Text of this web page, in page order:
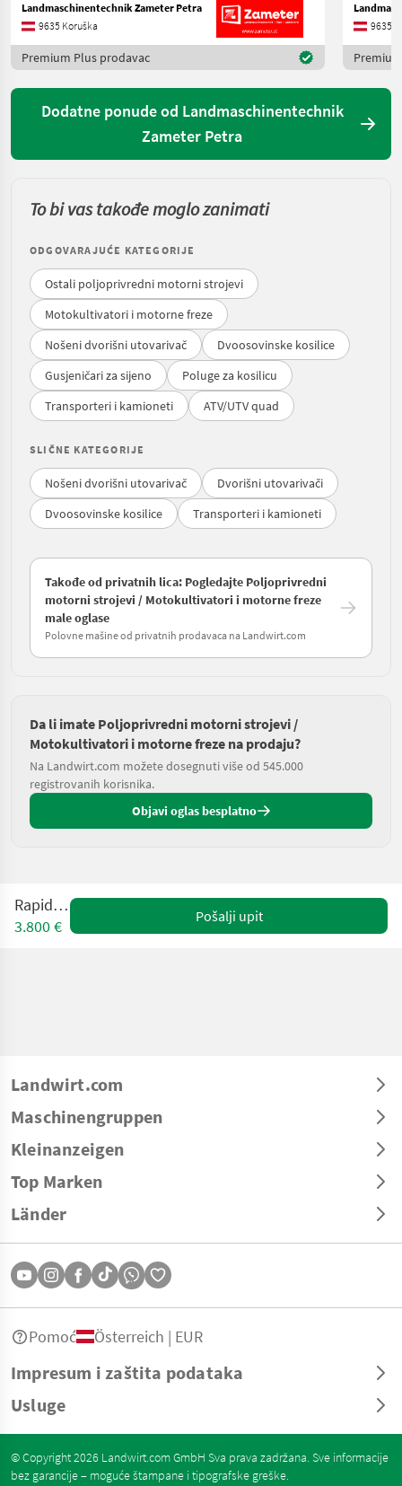
Landmaschinentechnik Zameter Petra
9635 Koruška
Premium Plus prodavac
9635
Dodatne ponude od Landmaschinentechnik
Zameter Petra
To bi vas takođe moglo zanimati
ODGOVARAJUĆE KATEGORIJE
Ostali poljoprivredni motorni strojevi
Motokultivatori i motorne freze
Nošeni dvorišni utovarivač
Dvoosovinske kosilice
Gusjeničari za sijeno
Poluge za kosilicu
Transporteri i kamioneti
ATV/UTV quad
SLIČNE KATEGORIJE
Nošeni dvorišni utovarivač
Dvorišni utovarivači
Dvoosovinske kosilice
Transporteri i kamioneti
Takođe od privatnih lica: Pogledajte Poljoprivredni
motorni strojevi / Motokultivatori i motorne freze
male oglase
Polovne mašine od privatnih prodavaca na Landwirt.com
Da li imate Poljoprivredni motorni strojevi /
Motokultivatori i motorne freze na prodaju?
Na Landwirt.com možete dosegnuti više od 545.000
registrovanih korisnika.
Objavi oglas besplatno
Rapid 507
3.800 €
Pošalji upit
Landwirt.com
Maschinengruppen
Kleinanzeigen
Top Marken
Länder
Impresum i zaštita podataka
Usluge
Pomoć Österreich | EUR
© Copyright 2026 Landwirt.com GmbH Sva prava zadržana. Sve informacije
bez garancije – moguće štampane i tipografske greške.